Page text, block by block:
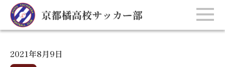
2021年8月9日